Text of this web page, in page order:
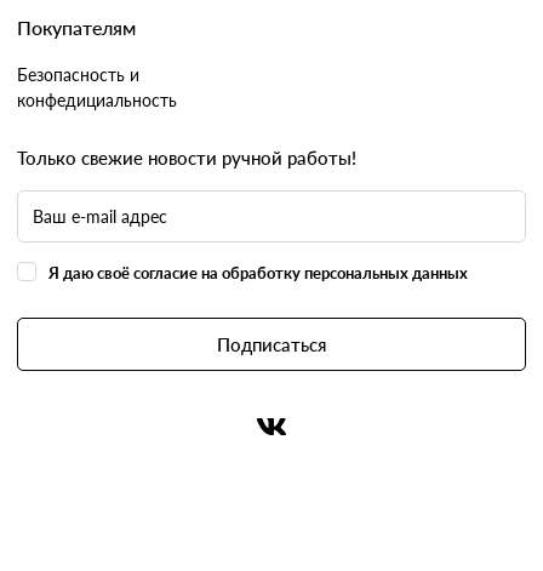
Покупателям
Безопасность и
конфедициальность
Только свежие новости ручной работы!
Я даю своё согласие на обработку персональных данных
Подписаться